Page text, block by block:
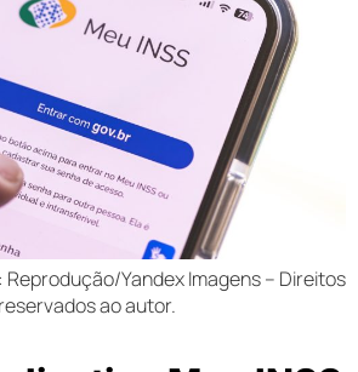
Yandex Imagens – Direitos
reservados ao autor.